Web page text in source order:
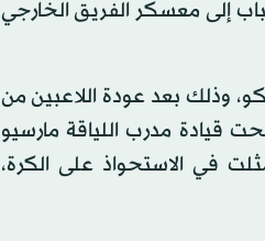
إلى معسكر الفريق الخارجي
وذلك بعد عودة اللاعبين من
التدريبات بتمارين إحماء وتسخين، ولياقية لمدة 40 دقيقة تحت قيادة مدرب اللياقة مارسيو
في الاستحواذ على الكرة،